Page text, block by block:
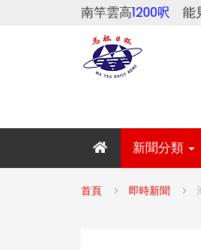
南竿雲高1200呎 能
新聞分類
首頁 即時新聞